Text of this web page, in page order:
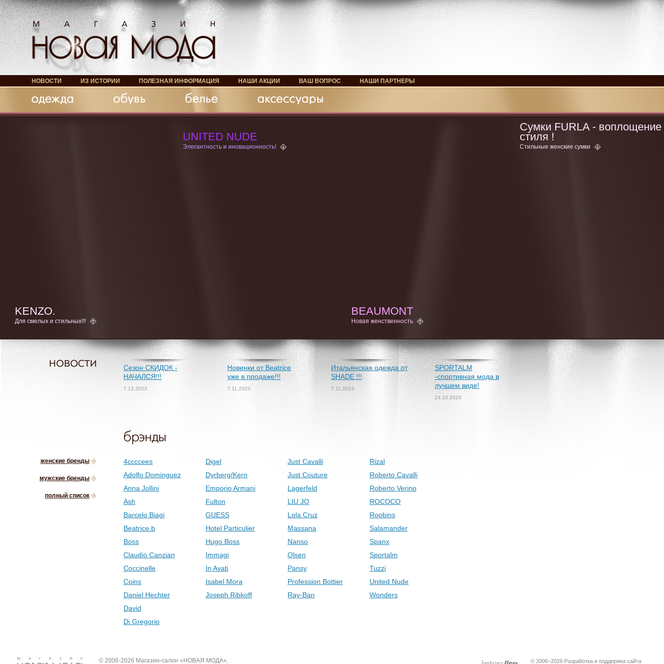
НОВОСТИ ИЗ ИСТОРИИ ПОЛЕЗНАЯ ИНФОРМАЦИЯ НАШИ АКЦИИ ВАШ ВОПРОС НАШИ ПАРТНЕРЫ
Аксессуары
KENZO.
Для смелых и стильных!!!
UNITED NUDE
Элегантность и иновационность!
BEAUMONT
Новая женственность
Сумки FURLA - воплощение
стиля !
Стильные женские сумки
Сезон СКИДОК -
НАЧАЛСЯ!!!
7.12.2023
Новинки от Beatrice
уже в продаже!!!
7.11.2023
Итальянская одежда от
SHADE !!!
7.11.2023
SPORTALM
-спортивная мода в
лучшем виде!
24.10.2023
женские бренды
мужские бренды
полный список
4ccccees
Adolfo Dominguez
Anna Jollini
Ash
Barcelo Biagi
Beatrice.b
Boss
Claudio Canzian
Coccinelle
Coins
Daniel Hechter
David
Di Gregorio
Digel
Dyrberg/Kern
Emporio Armani
Fulton
GUESS
Hotel Particulier
Hugo Boss
Immagi
In Avati
Isabel Mora
Joseph Ribkoff
Just Cavalli
Just Couture
Lagerfeld
LIU JO
Lola Cruz
Massana
Nanso
Olsen
Pansy
Profession Bottier
Ray-Ban
Rizal
Roberto Cavalli
Roberto Verino
ROCOCO
Roobins
Salamander
Spanx
Sportalm
Tuzzi
United Nude
Wonders
© 2006-2026 Магазин-салон «НОВАЯ МОДА», © 2006–2026 Разработка и поддержка сайта